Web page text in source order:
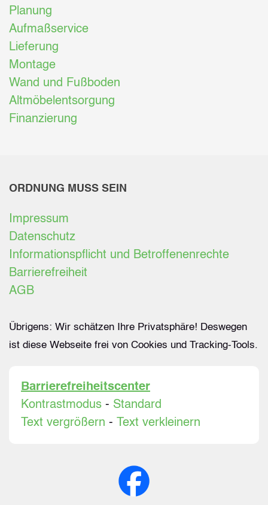
Planung
Aufmaßservice
Lieferung
Montage
Wand und Fußboden
Altmöbelentsorgung
Finanzierung
ORDNUNG MUSS SEIN
Impressum
Datenschutz
Informationspflicht und Betroffenenrechte
Barrierefreiheit
AGB
Übrigens: Wir schätzen Ihre Privatsphäre! Deswegen
ist diese Webseite frei von Cookies und Tracking-Tools.
Barrierefreiheitscenter
Kontrastmodus - Standard
Text vergrößern - Text verkleinern